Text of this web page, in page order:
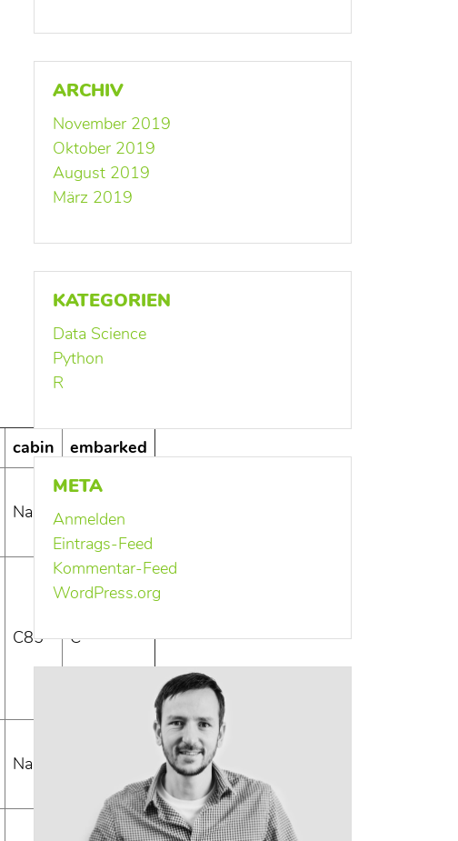
cabin embarked
NaN S
C85 C
NaN
ARCHIV
November 2019
Oktober 2019
August 2019
März 2019
KATEGORIEN
Data Science
Python
R
META
Anmelden
Eintrags-Feed
Kommentar-Feed
WordPress.org